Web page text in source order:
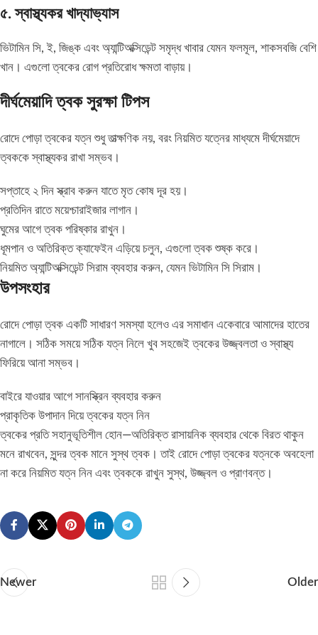
৫. স্বাস্থ্যকর খাদ্যাভ্যাস
ভিটামিন সি, ই, জিঙ্ক এবং অ্যান্টিঅক্সিডেন্ট সমৃদ্ধ খাবার যেমন ফলমূল, শাকসবজি বেশি
খান। এগুলো ত্বকের রোগ প্রতিরোধ ক্ষমতা বাড়ায়।
দীর্ঘমেয়াদি ত্বক সুরক্ষা টিপস
রোদে পোড়া ত্বকের যত্ন শুধু তাত্ক্ষণিক নয়, বরং নিয়মিত যত্নের মাধ্যমে দীর্ঘমেয়াদে
ত্বককে স্বাস্থ্যকর রাখা সম্ভব।
সপ্তাহে ২ দিন স্ক্রাব করুন যাতে মৃত কোষ দূর হয়।
প্রতিদিন রাতে ময়েশ্চারাইজার লাগান।
ঘুমের আগে ত্বক পরিষ্কার রাখুন।
ধূমপান ও অতিরিক্ত ক্যাফেইন এড়িয়ে চলুন, এগুলো ত্বক শুষ্ক করে।
নিয়মিত অ্যান্টিঅক্সিডেন্ট সিরাম ব্যবহার করুন, যেমন ভিটামিন সি সিরাম।
উপসংহার
রোদে পোড়া ত্বক একটি সাধারণ সমস্যা হলেও এর সমাধান একেবারে আমাদের হাতের
নাগালে। সঠিক সময়ে সঠিক যত্ন নিলে খুব সহজেই ত্বকের উজ্জ্বলতা ও স্বাস্থ্য
ফিরিয়ে আনা সম্ভব।
বাইরে যাওয়ার আগে সানস্ক্রিন ব্যবহার করুন
প্রাকৃতিক উপাদান দিয়ে ত্বকের যত্ন নিন
ত্বকের প্রতি সহানুভূতিশীল হোন—অতিরিক্ত রাসায়নিক ব্যবহার থেকে বিরত থাকুন
মনে রাখবেন, সুন্দর ত্বক মানে সুস্থ ত্বক। তাই রোদে পোড়া ত্বকের যত্নকে অবহেলা
না করে নিয়মিত যত্ন নিন এবং ত্বককে রাখুন সুস্থ, উজ্জ্বল ও প্রাণবন্ত।
Newer Older